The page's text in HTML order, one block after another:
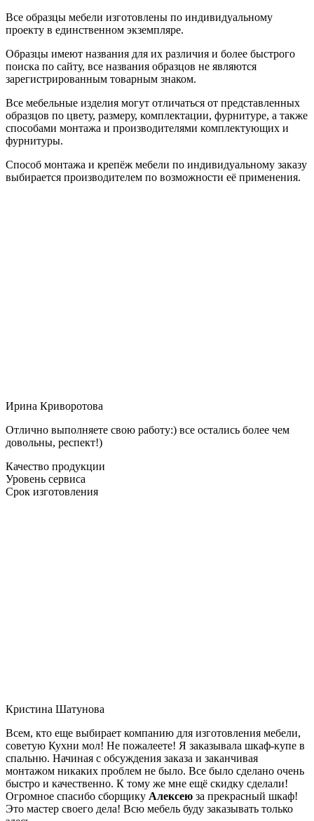
Все образцы мебели изготовлены по индивидуальному
проекту в единственном экземпляре.
Образцы имеют названия для их различия и более быстрого
поиска по сайту, все названия образцов не являются
зарегистрированным товарным знаком.
Все мебельные изделия могут отличаться от представленных
образцов по цвету, размеру, комплектации, фурнитуре, а также
способами монтажа и производителями комплектующих и
фурнитуры.
Способ монтажа и крепёж мебели по индивидуальному заказу
выбирается производителем по возможности её применения.
Ирина Криворотова
Отлично выполняете свою работу:) все остались более чем
довольны, респект!)
Качество продукции
Уровень сервиса
Срок изготовления
Кристина Шатунова
Всем, кто еще выбирает компанию для изготовления мебели,
советую Кухни мол! Не пожалеете! Я заказывала шкаф-купе в
спальню. Начиная с обсуждения заказа и заканчивая
монтажом никаких проблем не было. Все было сделано очень
быстро и качественно. К тому же мне ещё скидку сделали!
Огромное спасибо сборщику Алексею за прекрасный шкаф!
Это мастер своего дела! Всю мебель буду заказывать только